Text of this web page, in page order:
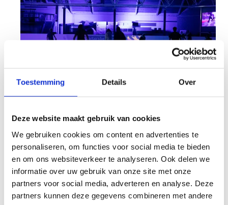
Toestemming Details Over
Deze website maakt gebruik van cookies
We gebruiken cookies om content en advertenties te
personaliseren, om functies voor social media te bieden
en om ons websiteverkeer te analyseren. Ook delen we
informatie over uw gebruik van onze site met onze
partners voor social media, adverteren en analyse. Deze
partners kunnen deze gegevens combineren met andere
Koop een ticket
"Vrij
Schaatsen"